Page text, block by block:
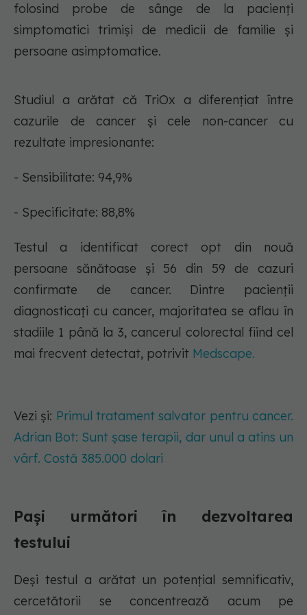
folosind probe de sânge de la pacienți
simptomatici trimiși de medicii de familie și
persoane asimptomatice.
Studiul a arătat că TriOx a diferențiat între
cazurile de cancer și cele non-cancer cu
rezultate impresionante:
- Sensibilitate: 94,9%
- Specificitate: 88,8%
Testul a identificat corect opt din nouă
persoane sănătoase și 56 din 59 de cazuri
confirmate de cancer. Dintre pacienții
diagnosticați cu cancer, majoritatea se aflau în
stadiile 1 până la 3, cancerul colorectal fiind cel
mai frecvent detectat, potrivit Medscape.
Vezi și: Primul tratament salvator pentru cancer.
Adrian Bot: Sunt șase terapii, dar unul a atins un
vârf. Costă 385.000 dolari
Pași următori în dezvoltarea
testului
Deși testul a arătat un potențial semnificativ,
cercetătorii se concentrează acum pe